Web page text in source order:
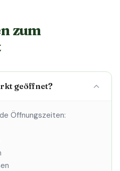
zum
geöffnet?
Öffnungszeiten: